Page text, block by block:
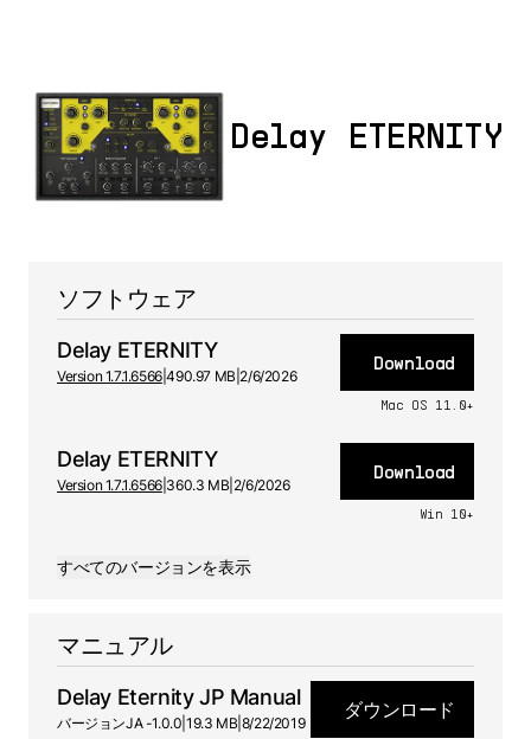
Delay ETERNITY
ソフトウェア
Delay ETERNITY
Version 1.7.1.6566|490.97 MB 2/6/2026
Download
Mac OS 11.0+
Delay ETERNITY
Version 1.7.1.6566| 360.3 MB 2/6/2026
Download
Win 10+
すべてのバージョンを表示
マニュアル
Delay Eternity JP Manual
バージョンJA -1.0.0 |19.3 MB 8/22/2019
ダウンロード